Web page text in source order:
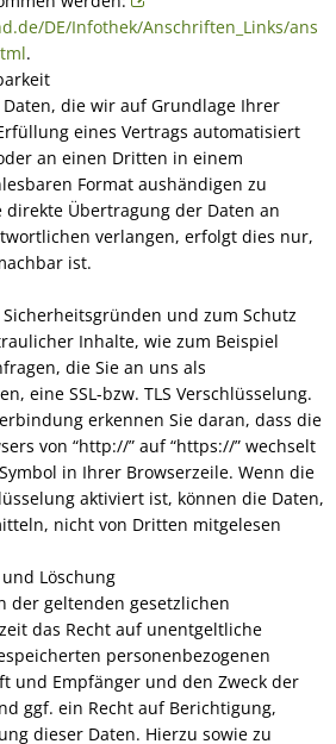
F-Jugend Fußballturnier in
300 Jahre Altarweihe in der
Wirfuser Treff
Ferienprogramm 2026
Zwei Brände in einer Woche
Kirmes 2026
DE/Infothek/Anschriften_Links/ans
.
Daten, die wir auf Grundlage Ihrer
eines Vertrags automatisiert
an einen Dritten in einem
Format aushändigen zu
direkte Übertragung der Daten an
verlangen, erfolgt dies nur,
ist.
und zum Schutz
Inhalte, wie zum Beispiel
die Sie an uns als
eine SSL-bzw. TLS Verschlüsselung.
erkennen Sie daran, dass die
von “http://” auf “https://” wechselt
in Ihrer Browserzeile. Wenn die
aktiviert ist, können die Daten,
nicht von Dritten mitgelesen
Löschung
der geltenden gesetzlichen
das Recht auf unentgeltliche
personenbezogenen
und Empfänger und den Zweck der
ggf. ein Recht auf Berichtigung,
dieser Daten. Hierzu sowie zu